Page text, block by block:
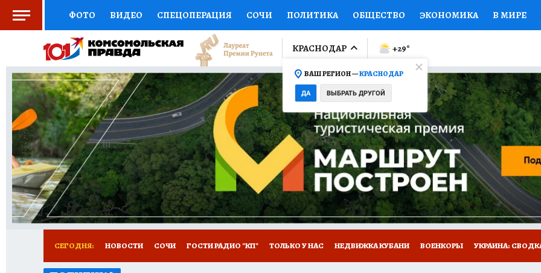
ФОТО ВИДЕО СПЕЦОПЕРАЦИЯ СОЧИ ПОЛИТИКА ОБЩЕСТВО ЭКОНОМИКА В МИРЕ
СОЦПОДДЕРЖКА НАУКА СПОРТ КОЛУМНИСТЫ ПРОИСШЕСТВИЯ НАЦИОНАЛЬНЫЕ
ВЫБОР ЭКСПЕРТОВ ДОКТОР ФИНАНСЫ ОТКРЫВАЕМ МИР Я ЗНАЮ СЕМЬЯ ЖЕНСКИЕ
КНИЖНАЯ ПОЛКА ПРОГНОЗЫ НА СПОРТ ПРОМОКОДЫ СЕРИАЛЫ СПЕЦПРОЕКТЫ
ПРЕСС-ЦЕНТР НЕДВИЖИМОСТЬ ТЕЛЕВИЗОР КОЛЛЕКЦИИ КОНКУРСЫ РАБОТА У НАС
ВСЕ О КП РАДИО КП ТЕСТЫ НОВОЕ НА САЙТЕ
КРАСНОДАР
ВАШ РЕГИОН —КРАСНОДАР
ДА ВЫБРАТЬ ДРУГОЙ
+29°
СЕГОДНЯ: НОВОСТИ СОЧИ ГОСТИ РАДИО "КП" ТОЛЬКО У НАС НЕДВИЖКА КУБАНИ ВОЕНКОРЫ УКРАИНА: